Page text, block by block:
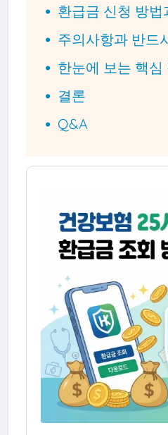
환급금 신청 방법
주의사항과 반드
한눈에 보는 핵심
결론
Q&A